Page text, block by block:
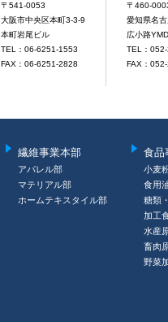
〒541-0053
大阪市中央区本町3-3-9
本町岩尾ビル
TEL：06-6251-1553
FAX：06-6251-2828
〒460-
愛知県名
広小路
TEL：
FAX：
繊維事業本部
アパレル部
マテリアル部
ホームテキスタイル部
食品
小麦
食用
糖類
加工
水産
畜肉
野菜